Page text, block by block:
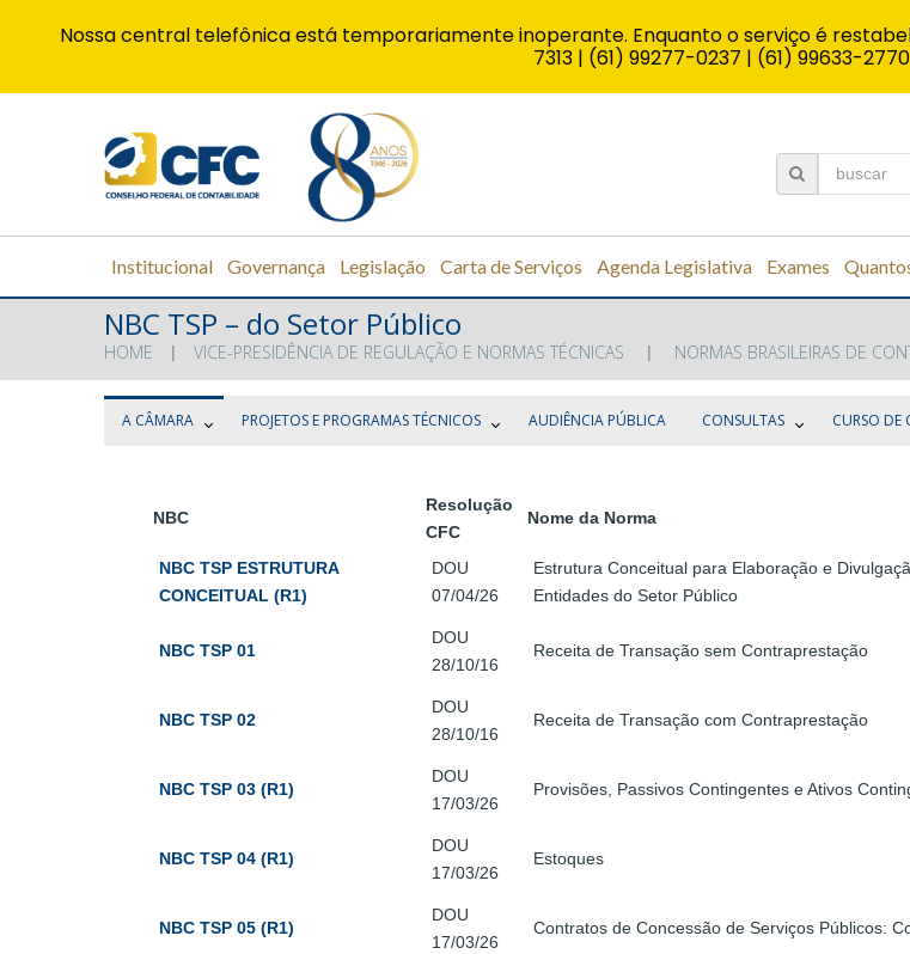
Institucional Governança Legislação Carta de Serviços Agenda Legislativa Exames
NBC TSP – do Setor Público
HOME VICE-PRESIDÊNCIA DE REGULAÇÃO E NORMAS TÉCNICAS NORMAS BRASILEIRAS DE
A CÂMARA PROJETOS E PROGRAMAS TÉCNICOS AUDIÊNCIA PÚBLICA CONSULTAS CURSO DE
NBC
Resolução
CFC
Nome da Norma
NBC TSP ESTRUTURA
CONCEITUAL (R1)
DOU
07/04/26
Estrutura Conceitual para Elaboração e
Entidades do Setor Público
NBC TSP 01
DOU
28/10/16
Receita de Transação sem Contraprestação
NBC TSP 02
DOU
28/10/16
Receita de Transação com Contraprestação
NBC TSP 03 (R1)
DOU
17/03/26
Provisões, Passivos Contingentes e Ativos
NBC TSP 04 (R1)
DOU
17/03/26
Estoques
NBC TSP 05 (R1)
DOU
17/03/26
Contratos de Concessão de Serviços Públicos:
Nossa central telefônica está temporariamente inoperante. Enquanto o serviço é
7313 | (61) 99277-0237 | (61) 99633-